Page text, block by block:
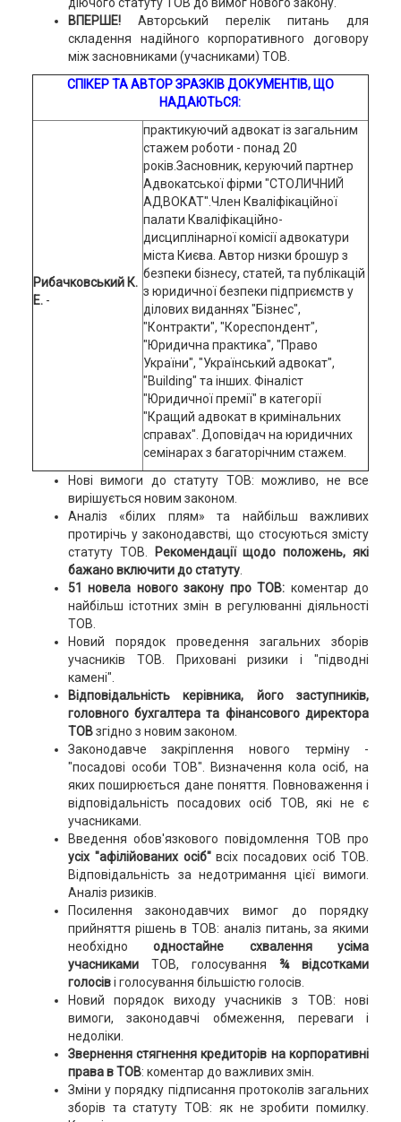
ВПЕРШЕ!Авторський перелік питань для
складення надійного корпоративного договору
між засновниками (учасниками) ТОВ.
СПІКЕР ТА АВТОР ЗРАЗКІВ ДОКУМЕНТІВ, ЩО
НАДАЮТЬСЯ:
Рибачковський К.
Е. -
практикуючий адвокат із загальним
стажем роботи - понад 20
років.Засновник, керуючий партнер
Адвокатської фірми "СТОЛИЧНИЙ
АДВОКАТ".Член Кваліфікаційної
палати Кваліфікаційно-
дисциплінарної комісії адвокатури
міста Києва. Автор низки брошур з
безпеки бізнесу, статей, та публікацій
з юридичної безпеки підприємств у
ділових виданнях "Бізнес",
"Контракти", "Кореспондент",
"Юридична практика", "Право
України", "Український адвокат",
"Building" та інших. Фіналіст
"Юридичної премії" в категорії
"Кращий адвокат в кримінальних
справах". Доповідач на юридичних
семінарах з багаторічним стажем.
Нові вимоги до статуту ТОВ: можливо, не все
вирішується новим законом.
Аналіз «білих плям» та найбільш важливих
протирічь у законодавстві, що стосуються змісту
статуту ТОВ.
Рекомендації щодо положень, які
бажано включити до статуту.
51 новела нового закону про ТОВ: коментар до
найбільш істотних змін в регулюванні діяльності
ТОВ.
Новий порядок проведення загальних зборів
учасників ТОВ. Приховані ризики і "підводні
камені".
Відповідальність керівника, його заступників,
головного бухгалтера та фінансового директора
ТОВзгідно з новим законом.
Законодавче закріплення нового терміну -
"посадові особи ТОВ". Визначення кола осіб, на
яких поширюється дане поняття. Повноваження і
відповідальність посадових осіб ТОВ, які не є
учасниками.
Введення обов'язкового повідомлення ТОВ про
усіх "афілійованих осіб"всіх посадових осіб ТОВ.
Відповідальність за недотримання цієї вимоги.
Аналіз ризиків.
Посилення законодавчих вимог до порядку
прийняття рішень в ТОВ: аналіз питань, за якими
необхідноодностайне схвалення усіма
учасниками ТОВ, голосування¾ відсотками
голосіві голосування більшістю голосів.
Новий порядок виходу учасників з ТОВ: нові
вимоги, законодавчі обмеження, переваги і
недоліки.
Звернення стягнення кредиторів на корпоративні
права в ТОВ: коментар до важливих змін.
Зміни у порядку підписання протоколів загальних
зборів та статуту ТОВ: як не зробити помилку.